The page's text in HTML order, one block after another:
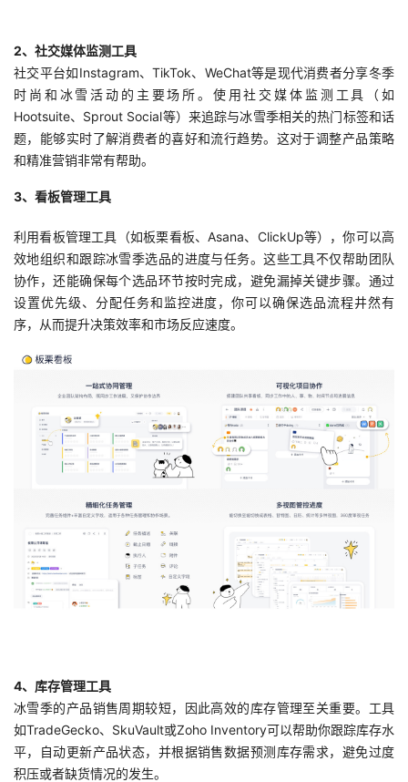
2、社交媒体监测工具
社交平台如Instagram、TikTok、WeChat等是现代消费者分享冬季
时尚和冰雪活动的主要场所。使用社交媒体监测工具（如
Hootsuite、Sprout Social等）来追踪与冰雪季相关的热门标签和话
题，能够实时了解消费者的喜好和流行趋势。这对于调整产品策略
和精准营销非常有帮助。
3、看板管理工具
利用看板管理工具（如板栗看板、Asana、ClickUp等），你可以高
效地组织和跟踪冰雪季选品的进度与任务。这些工具不仅帮助团队
协作，还能确保每个选品环节按时完成，避免漏掉关键步骤。通过
设置优先级、分配任务和监控进度，你可以确保选品流程井然有
序，从而提升决策效率和市场反应速度。
4、库存管理工具
冰雪季的产品销售周期较短，因此高效的库存管理至关重要。工具
如TradeGecko、SkuVault或Zoho Inventory可以帮助你跟踪库存水
平，自动更新产品状态，并根据销售数据预测库存需求，避免过度
积压或者缺货情况的发生。